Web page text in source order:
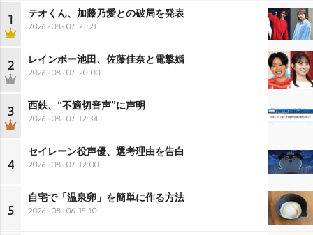
1 テオくん、加藤乃愛との破局を発表
2026-08-07 21:21
2 レインボー池田、佐藤佳奈と電撃婚
2026-08-07 20:00
3 西鉄、“不適切音声”に声明
2026-08-07 12:34
4
セイレーン役声優、選考理由を告白
2026-08-07 12:00
5
自宅で「温泉卵」を簡単に作る方法
2026-08-06 15:10